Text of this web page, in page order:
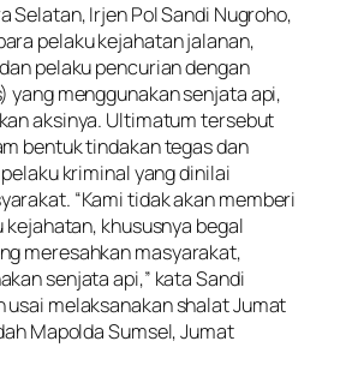
Selatan, Irjen Pol Sandi Nugroho,
pelaku kejahatan jalanan,
pelaku pencurian dengan
yang menggunakan senjata api,
aksinya. Ultimatum tersebut
bentuk tindakan tegas dan
kriminal yang dinilai
“Kami tidak akan memberi
kejahatan, khususnya begal
meresahkan masyarakat,
senjata api,” kata Sandi
usai melaksanakan shalat Jumat
Mapolda Sumsel, Jumat